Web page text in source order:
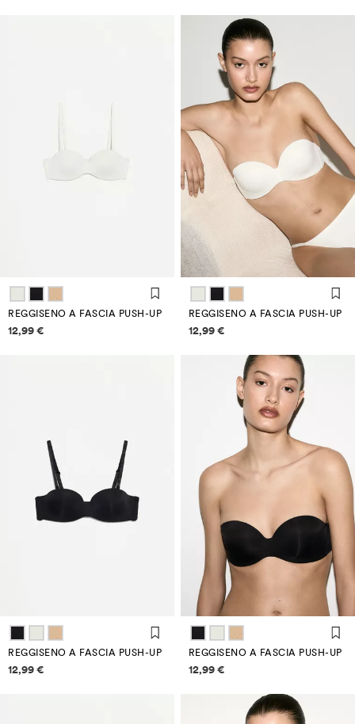
REGGISENO A FASCIA PUSH-UP
Informazioni sui prezzi
12,99 €
REGGISENO A FASCIA PUSH-UP
Informazioni sui prezzi
12,99 €
REGGISENO A FASCIA PUSH-UP
Informazioni sui prezzi
12,99 €
REGGISENO A FASCIA PUSH-UP
Informazioni sui prezzi
12,99 €